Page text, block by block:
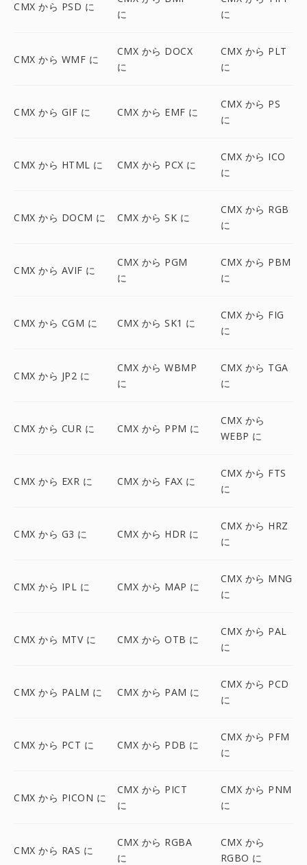
CMX から PSD に
に
に
CMX から WMF に
CMX から DOCX
に
CMX から PLT
に
CMX から GIF に CMX から EMF に
CMX から PS
に
CMX から HTML に CMX から PCX に
CMX から ICO
に
CMX から DOCM に CMX から SK に
CMX から RGB
に
CMX から AVIF に
CMX から PGM
に
CMX から PBM
に
CMX から CGM に CMX から SK1 に
CMX から FIG
に
CMX から JP2 に
CMX から WBMP
に
CMX から TGA
に
CMX から CUR に CMX から PPM に
CMX から
WEBP に
CMX から EXR に CMX から FAX に
CMX から FTS
に
CMX から G3 に CMX から HDR に
CMX から HRZ
に
CMX から IPL に CMX から MAP に
CMX から MNG
に
CMX から MTV に CMX から OTB に
CMX から PAL
に
CMX から PALM に CMX から PAM に
CMX から PCD
に
CMX から PCT に CMX から PDB に
CMX から PFM
に
CMX から PICON に
CMX から PICT
に
CMX から PNM
に
CMX から RAS に
CMX から RGBA
に
CMX から
RGBO に